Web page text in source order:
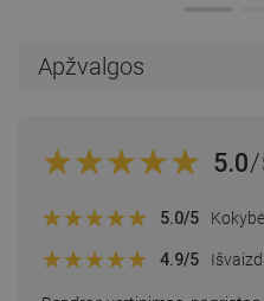
Apžvalgos
5.0/
5.0/5 Kokybė
4.9/5